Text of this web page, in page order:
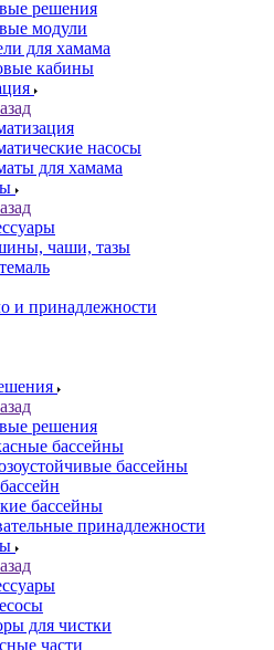
решения
модули
для хамама
кабины
насосы
для хамама
чаши, тазы
и принадлежности
решения
бассейны
бассейны
бассейны
принадлежности
для чистки
части